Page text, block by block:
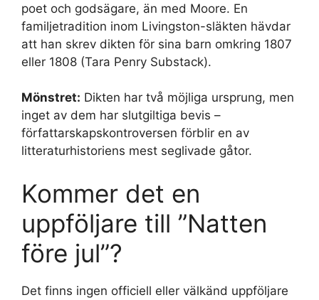
poet och godsägare, än med Moore. En
familjetradition inom Livingston-släkten hävdar
att han skrev dikten för sina barn omkring 1807
eller 1808 (Tara Penry Substack).
Mönstret: Dikten har två möjliga ursprung, men
inget av dem har slutgiltiga bevis –
författarskapskontroversen förblir en av
litteraturhistoriens mest seglivade gåtor.
Kommer det en
uppföljare till ”Natten
före jul”?
Det finns ingen officiell eller välkänd uppföljare